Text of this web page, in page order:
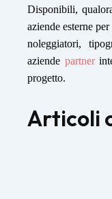
Disponibili,
aziende esterne
noleggiatori,
aziende partner
progetto.
Articoli